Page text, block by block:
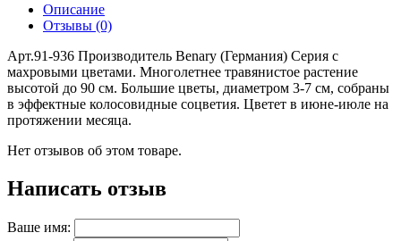
Описание
Отзывы (0)
Арт.91-936 Производитель Benary (Германия) Серия с
махровыми цветами. Многолетнее травянистое растение
высотой до 90 см. Большие цветы, диаметром 3-7 см, собраны
в эффектные колосовидные соцветия. Цветет в июне-июле на
протяжении месяца.
Нет отзывов об этом товаре.
Написать отзыв
Ваше имя: